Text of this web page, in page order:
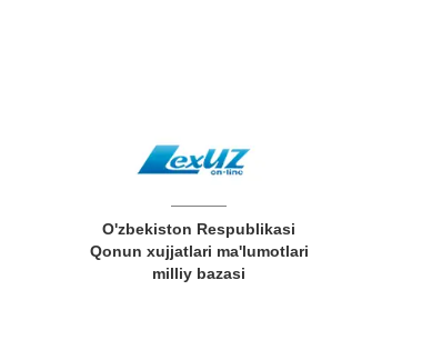
O'zbekiston Respublikasi
Qonun xujjatlari ma'lumotlari
milliy bazasi